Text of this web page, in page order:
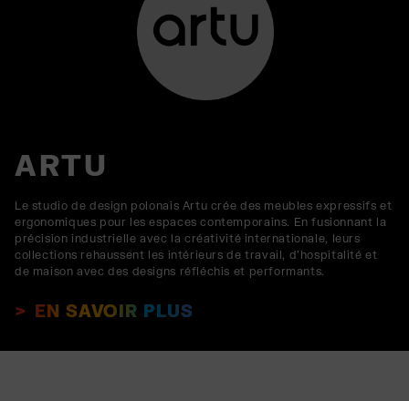
ARTU
Le studio de design polonais Artu crée des meubles expressifs et
ergonomiques pour les espaces contemporains. En fusionnant la
précision industrielle avec la créativité internationale, leurs
collections rehaussent les intérieurs de travail, d'hospitalité et
de maison avec des designs réfléchis et performants.
EN SAVOIR PLUS